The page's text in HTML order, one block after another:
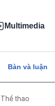
Multimedia
Bàn và luận
Thể thao